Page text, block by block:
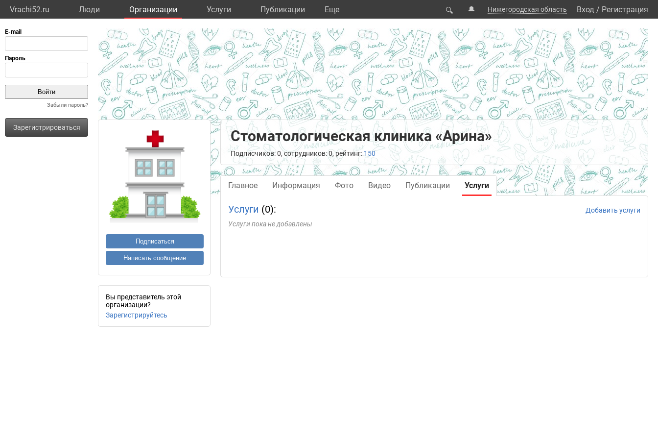
Vrachi52.ru Люди Организации Услуги Публикации Eще 🔍 🔔 Нижегородская область Вход / Регистрация
Забыли пароль?
Зарегистрироваться
Подписаться
Написать сообщение
Вы представитель этой
организации?
Зарегистрируйтесь
Стоматологическая клиника «Арина»
Подписчиков: 0, сотрудников: 0, рейтинг: 150
Главное Информация Фото Видео Публикации Услуги
Услуги (0):
Добавить услуги
Услуги пока не добавлены